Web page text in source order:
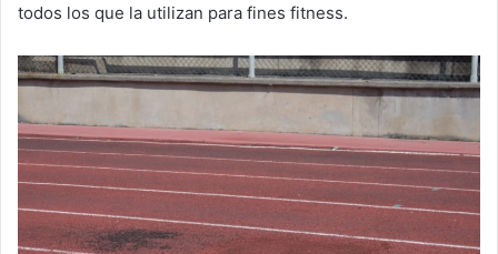
todos los que la utilizan para fines fitness.